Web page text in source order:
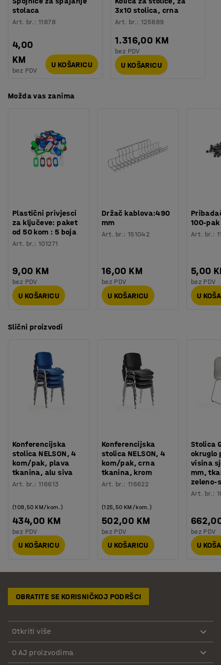
Montaža: Dolazi sastavljeno
Testirano: EN 16139:2013
stolaca
Art. br.:11878
4,00
KM
bez PDV
U KOŠARICU
3x10 stolica, crna
Art. br.:125889
1.316,00 KM
bez PDV
U KOŠARICU
Možda vas zanima
Plastični privjesci
za ključeve: paket
od 50 kom : 5 boja
Art. br.:101271
9,00 KM
bez PDV
U KOŠARICU
Držač kablova:490
mm
Art. br.: 151042
16,00 KM
bez PDV
U KOŠARICU
100-pak
Art. br.:
5,00
bez PDV
U
Slični proizvodi
Konferencijska
stolica NELSON, 4
kom/pak, plava
tkanina, alu siva
Art. br.:116613
434,00 KM
(108,50 KM/kom.)
bez PDV
U KOŠARICU
Konferencijska
stolica NELSON, 4
kom/pak, crna
tkanina, krom
Art. br.: 116622
502,00 KM
(125,50 KM/kom.)
bez PDV
U KOŠARICU
Stolica
okruglo
visina
mm,
zeleno-
Art. br.:
bez PDV
U
OBRATITE SE KORISNIČKOJ PODRŠCI
Otkriti više
O AJ proizvodima